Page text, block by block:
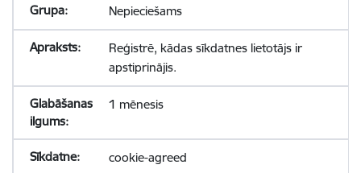
Nepieciešams
Reģistrē, kādas sīkdatnes lietotājs ir
apstiprinājis.
1 mēnesis
cookie-agreed